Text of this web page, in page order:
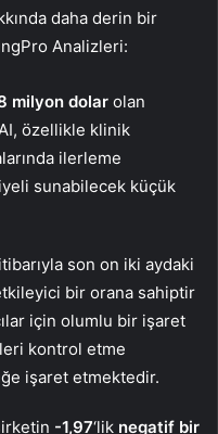
daha derin bir
Analizleri:
milyon dolar olan
özellikle klinik
ilerleme
sunabilecek küçük
son on iki aydaki
bir orana sahiptir
için olumlu bir işaret
kontrol etme
işaret etmektedir.
-1,97‘lik negatif bir